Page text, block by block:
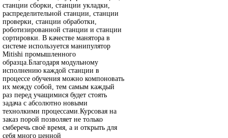
станции сборки, станции укладки,
распределительной станции, станции
проверки, станции обработки,
роботизированной станции и станции
сортировки. В качестве манятора в
системе используется манипулятор
Mitishi промышленного
образца.Благодаря модульному
исполнению каждой станции в
процессе обучения можно компоновать
их между собой, тем самым каждый
раз перед учащимися будет стоять
задача с абсолютно новыми
технолкими процессами.Курсовая на
заказ порой позволяет не только
смберечь своё время, а и открыть для
себя много ценной